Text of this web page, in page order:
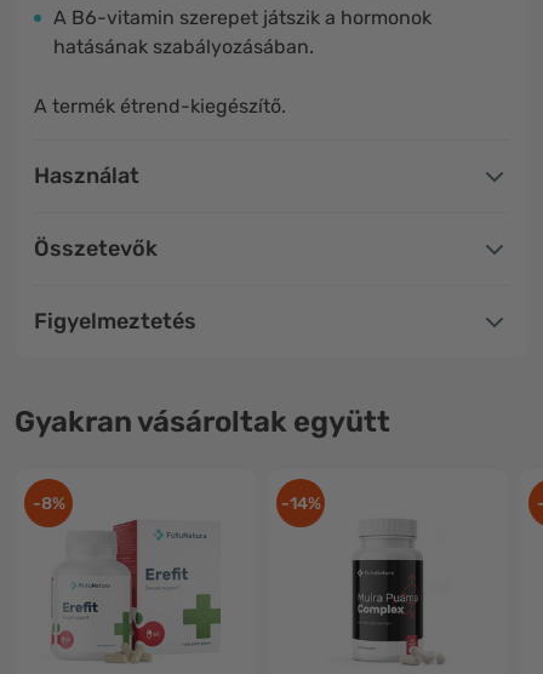
A B6-vitamin szerepet játszik a hormonok
hatásának szabályozásában.
A termék étrend-kiegészítő.
Használat
Összetevők
Figyelmeztetés
Gyakran vásároltak együtt
-8% -14%